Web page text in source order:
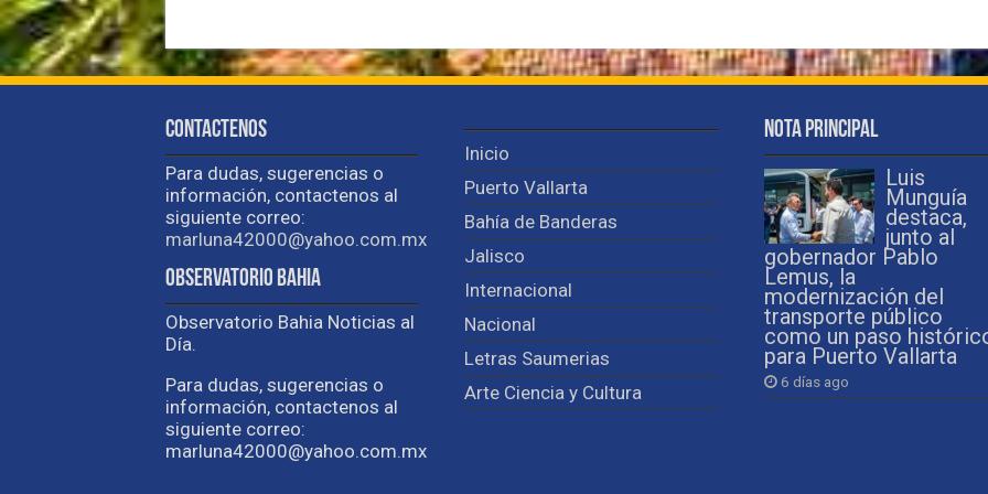
Contactenos
Para dudas, sugerencias o
información, contactenos al
siguiente correo:
marluna42000@yahoo.com.mx
Observatorio Bahia
Observatorio Bahia Noticias al
Día.
Para dudas, sugerencias o
información, contactenos al
siguiente correo:
marluna42000@yahoo.com.mx
Inicio
Puerto Vallarta
Bahía de Banderas
Jalisco
Internacional
Nacional
Letras Saumerias
Arte Ciencia y Cultura
Nota Principal
Luis
Munguía
destaca,
junto al
gobernador Pablo
Lemus, la
modernización del
transporte público
como un paso
para Puerto Vallarta
6 días ago